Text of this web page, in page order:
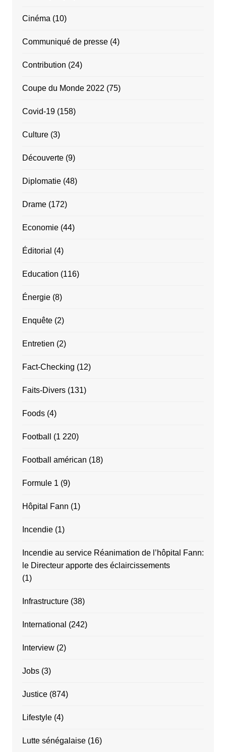
Cinéma (10)
Communiqué de presse(4)
Contribution (24)
Coupe du Monde 2022 (75)
Covid-19(158)
Culture(3)
Découverte(9)
Diplomatie(48)
Drame(172)
Economie(44)
Éditorial (4)
Education (116)
Énergie(8)
Enquête(2)
Entretien (2)
Fact-Checking (12)
Faits-Divers(131)
Foods(4)
Football (1 220)
Football américan (18)
Formule 1 (9)
Hôpital Fann (1)
Incendie(1)
Incendie au service Réanimation de l’hôpital Fann:
le Directeur apporte des éclaircissements
(1)
Infrastructure(38)
International (242)
Interview(2)
Jobs(3)
Justice(874)
Lifestyle(4)
Lutte sénégalaise(16)